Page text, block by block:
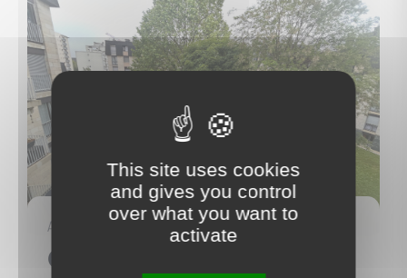
APPARTEMENT
Orléans
This site uses cookies
and gives you control
over what you want to
activate